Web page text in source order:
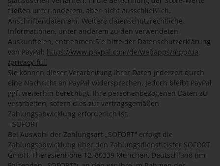
fließen unter anderem, aber nicht ausschließlich,
Anschriftendaten ein. Weitere datenschutzrechtliche
Informationen, unter anderem zu den verwendeten
Auskunfteien, entnehmen Sie bitte der Datenschutzerklärung
von PayPal: https://www.paypal.com/de/webapps/mpp/ua
/privacy-full
Sie können dieser Verarbeitung Ihrer Daten jederzeit durch
eine Nachricht an PayPal widersprechen. Jedoch bleibt PayPal
ggf. weiterhin berechtigt, Ihre personenbezogenen Daten zu
verarbeiten, sofern dies zur vertragsgemäßen
Zahlungsabwicklung erforderlich ist.
- SOFORT
Bei Auswahl der Zahlungsart „SOFORT“ erfolgt die
Zahlungsabwicklung über den Zahlungsdienstleister SOFORT
GmbH, Theresienhöhe 12, 80339 München, Deutschland (im